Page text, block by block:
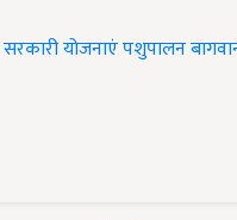
सरकारी योजनाएंपशुपालन